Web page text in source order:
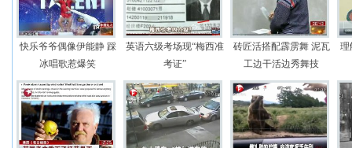
快乐爷爷偶像伊能静 踩
冰唱歌惹爆笑
英语六级考场现“梅西准
考证”
砖匠活搭配霹雳舞 泥瓦
工边干活边秀舞技
理